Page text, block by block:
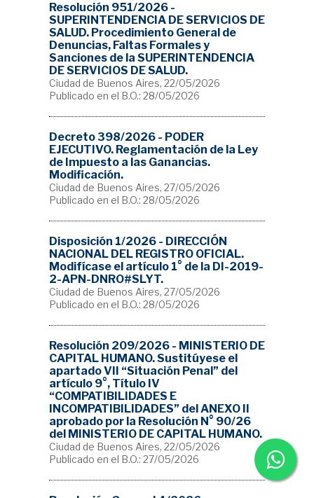
Resolución 951/2026 -
SUPERINTENDENCIA DE SERVICIOS DE
SALUD. Procedimiento General de
Denuncias, Faltas Formales y
Sanciones de la SUPERINTENDENCIA
DE SERVICIOS DE SALUD.
Ciudad de Buenos Aires, 22/05/2026
Publicado en el B.O.: 28/05/2026
Decreto 398/2026 - PODER
EJECUTIVO. Reglamentación de la Ley
de Impuesto a las Ganancias.
Modificación.
Ciudad de Buenos Aires, 27/05/2026
Publicado en el B.O.: 28/05/2026
Disposición 1/2026 - DIRECCIÓN
NACIONAL DEL REGISTRO OFICIAL.
Modifícase el artículo 1° de la DI-2019-
2-APN-DNRO#SLYT.
Ciudad de Buenos Aires, 27/05/2026
Publicado en el B.O.: 28/05/2026
Resolución 209/2026 - MINISTERIO DE
CAPITAL HUMANO. Sustitúyese el
apartado VII “Situación Penal” del
artículo 9°, Título IV
“COMPATIBILIDADES E
INCOMPATIBILIDADES” del ANEXO II
aprobado por la Resolución N° 90/26
del MINISTERIO DE CAPITAL HUMANO.
Ciudad de Buenos Aires, 22/05/2026
Publicado en el B.O.: 27/05/2026